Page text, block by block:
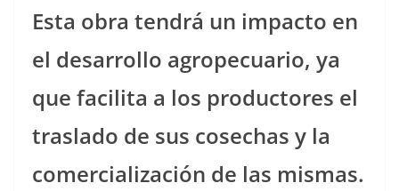
Esta obra tendrá un impacto en
el desarrollo agropecuario, ya
que facilita a los productores el
traslado de sus cosechas y la
comercialización de las mismas.